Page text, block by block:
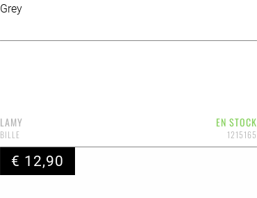
Grey
EN STOCK
LAMY
1215165
BILLE
€ 12,90